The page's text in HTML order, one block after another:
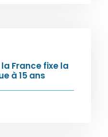
France fixe la
à 15 ans